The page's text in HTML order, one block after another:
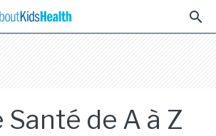
search
Santé de A à Z